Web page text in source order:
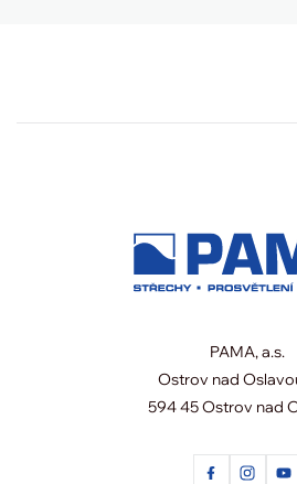
PAMA, a.s.
Ostrov nad
594 45 Ostrov nad